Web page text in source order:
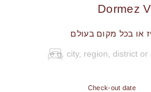
או בכל מקום בעולם
Check-out date